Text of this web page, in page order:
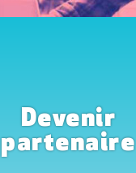
Devenir
partenaire